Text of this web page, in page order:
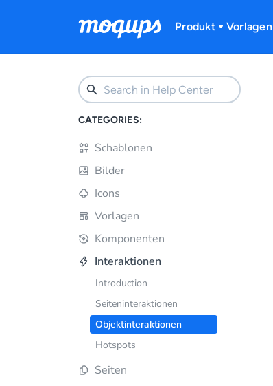
Produkt Vorlagen
CATEGORIES:
Schablonen
Bilder
Icons
Vorlagen
Komponenten
Interaktionen
Introduction
Seiteninteraktionen
Objektinteraktionen
Hotspots
Seiten